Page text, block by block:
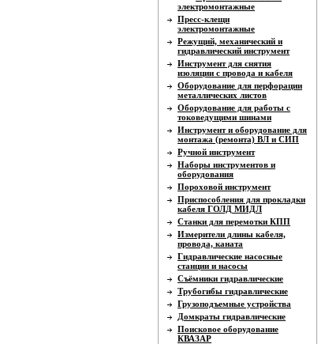
электромонтажные
Пресс-клещи
электромонтажные
Режущий, механический и
гидравлический инструмент
Инструмент для снятия
изоляции с провода и кабеля
Оборудование для перфорации
металлических листов
Оборудование для работы с
токоведущими шинами
Инструмент и оборудование для
монтажа (ремонта) ВЛ и СИП
Ручной инструмент
Наборы инструментов и
оборудования
Пороховой инструмент
Приспособления для прокладки
кабеля ГОЛД МИДЛ
Станки для перемотки КПП
Измерители длины кабеля,
провода, каната
Гидравлические насосные
станции и насосы
Съёмники гидравлические
Трубогибы гидравлические
Грузоподъемные устройства
Домкраты гидравлические
Поисковое оборудование
КВАЗАР